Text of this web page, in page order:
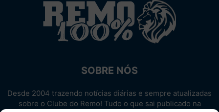
SOBRE NÓS
Desde 2004 trazendo notícias diárias e sempre atualizadas
sobre o Clube do Remo! Tudo o que sai publicado na